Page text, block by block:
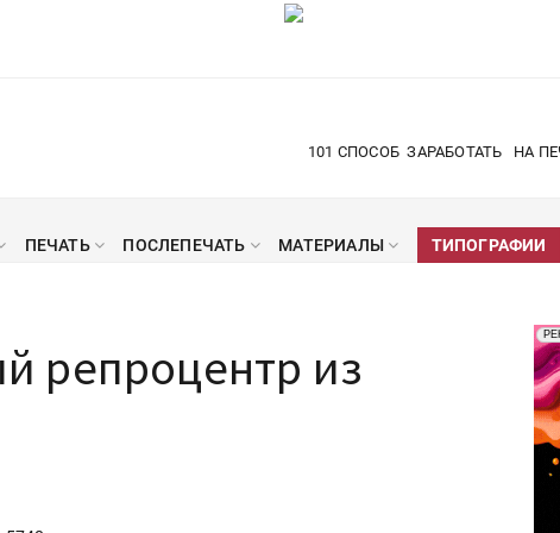
101 СПОСОБ ЗАРАБОТАТЬ НА
ПЕЧАТЬ ПОСЛЕПЕЧАТЬ МАТЕРИАЛЫ ТИПОГРАФИИ
репроцентр из